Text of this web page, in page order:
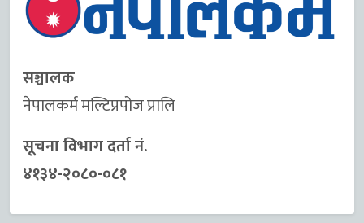
सञ्चालक
नेपालकर्म मल्टिप्रपोज प्रालि
सूचना विभाग दर्ता नं.
४१३४-२०८०-०८१